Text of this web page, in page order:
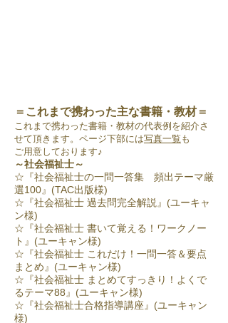
＝これまで携わった主な書籍・教材＝
これまで携わった書籍・教材の代表例を紹介さ
せて頂きます。ページ下部には写真一覧 も
ご用意しております♪
～社会福祉士～
☆『社会福祉士の一問一答集 頻出テーマ厳
選100』(TAC出版様)
☆『社会福祉士 過去問完全解説』(ユーキャ
ン様)
☆『社会福祉士 書いて覚える！ワークノー
ト』(ユーキャン様)
☆『社会福祉士 これだけ！一問一答＆要点
まとめ』(ユーキャン様)
☆『社会福祉士 まとめてすっきり！よくで
るテーマ88』(ユーキャン様)
☆『社会福祉士合格指導講座』(ユーキャン
様)